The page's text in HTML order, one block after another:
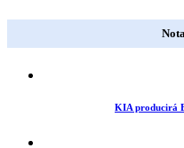
KIA producirá